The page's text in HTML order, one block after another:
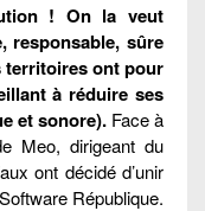
! On la veut
responsable, sûre
territoires ont pour
à réduire ses
et sonore). Face à
Meo, dirigeant du
ont décidé d’unir
République.